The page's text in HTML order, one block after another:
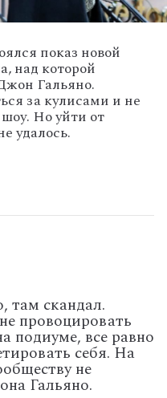
показ новой
над которой
Гальяно.
за кулисами и не
Но уйти от
удалось.
там скандал.
провоцировать
подиуме, все равно
себя. На
не
Гальяно.